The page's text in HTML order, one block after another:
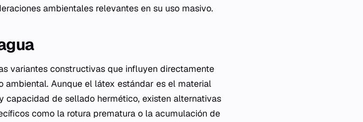
ambientales relevantes en su uso masivo.
variantes constructivas que influyen directamente
ambiental. Aunque el látex estándar es el material
capacidad de sellado hermético, existen alternativas
como la rotura prematura o la acumulación de